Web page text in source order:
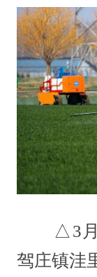
△3月9
驾庄镇洼